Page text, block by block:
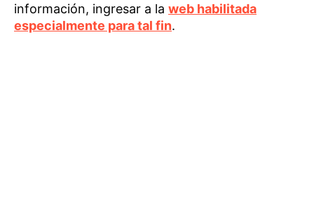
información, ingresar a la web habilitada
especialmente para tal fin.